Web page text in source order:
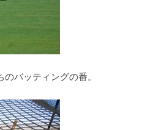
バッティングの番。